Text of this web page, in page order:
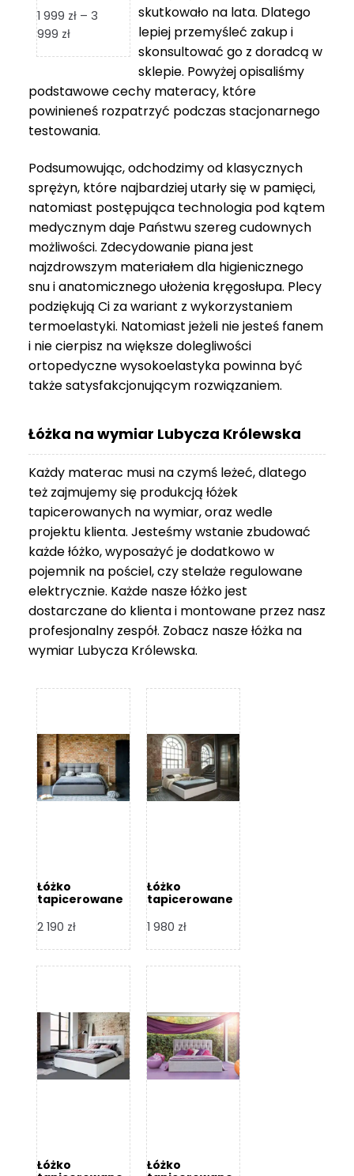
1 999 zł – 3
999 złZakres
1
999 zł
do
skutkowało na lata. Dlatego
lepiej przemyśleć zakup i
skonsultować go z doradcą w
sklepie. Powyżej opisaliśmy
podstawowe cechy materacy, które
powinieneś rozpatrzyć podczas stacjonarnego
testowania.
Podsumowując, odchodzimy od klasycznych
sprężyn, które najbardziej utarły się w pamięci,
natomiast postępująca technologia pod kątem
medycznym daje Państwu szereg cudownych
możliwości. Zdecydowanie piana jest
najzdrowszym materiałem dla higienicznego
snu i anatomicznego ułożenia kręgosłupa. Plecy
podziękują Ci za wariant z wykorzystaniem
termoelastyki. Natomiast jeżeli nie jesteś fanem
i nie cierpisz na większe dolegliwości
ortopedyczne wysokoelastyka powinna być
także satysfakcjonującym rozwiązaniem.
Łóżka na wymiar Lubycza Królewska
Każdy materac musi na czymś leżeć, dlatego
też zajmujemy się produkcją łóżek
tapicerowanych na wymiar, oraz wedle
projektu klienta. Jesteśmy wstanie zbudować
każde łóżko, wyposażyć je dodatkowo w
pojemnik na pościel, czy stelaże regulowane
elektrycznie. Każde nasze łóżko jest
dostarczane do klienta i montowane przez nasz
profesjonalny zespół. Zobacz naszełóżka na
wymiar Lubycza Królewska.
Łóżko
tapicerowane
Design
2 190 zł
Łóżko
tapicerowane
Design
1 980 zł
Łóżko
Łóżko